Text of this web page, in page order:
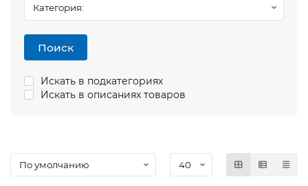
Поиск
Искать в подкатегориях
Искать в описаниях товаров